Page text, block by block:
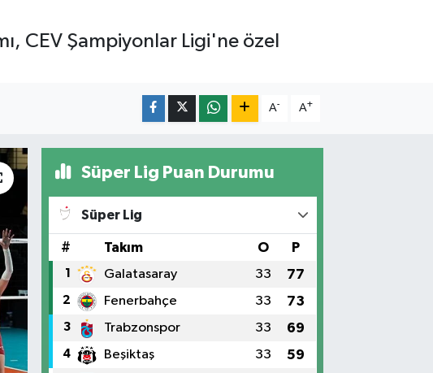
CEV Şampiyonlar Ligi'ne özel
A- A+
Süper Lig Puan Durumu
Süper Lig
# Takım O P
1 Galatasaray 33 77
2 Fenerbahçe 33 73
3 Trabzonspor 33 69
4 Beşiktaş 33 59